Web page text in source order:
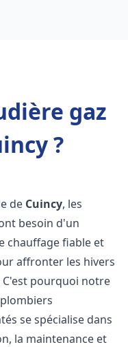
gaz
?
de Cuincy, les
besoin d'un
chauffage fiable et
affronter les hivers
pourquoi notre
se spécialise dans
la maintenance et